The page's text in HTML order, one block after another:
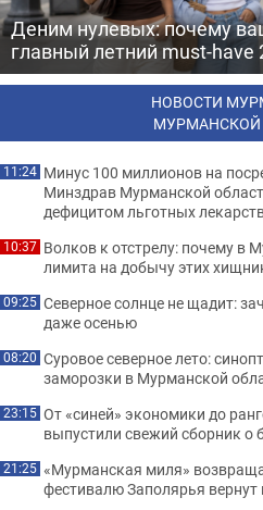
Деним нулевых: почему
главный летний must-have
НОВОСТИ
МУРМАНСКОЙ
11:24 Минус 100 миллионов на
Минздрав Мурманской
дефицитом льготных
10:37 Волков к отстрелу: почему в
лимита на добычу этих
09:25 Северное солнце не щадит:
даже осенью
08:20 Суровое северное лето:
заморозки в Мурманской
23:15 От «синей» экономики до
выпустили свежий сборник о
21:25 «Мурманская миля»
фестивалю Заполярья вернут